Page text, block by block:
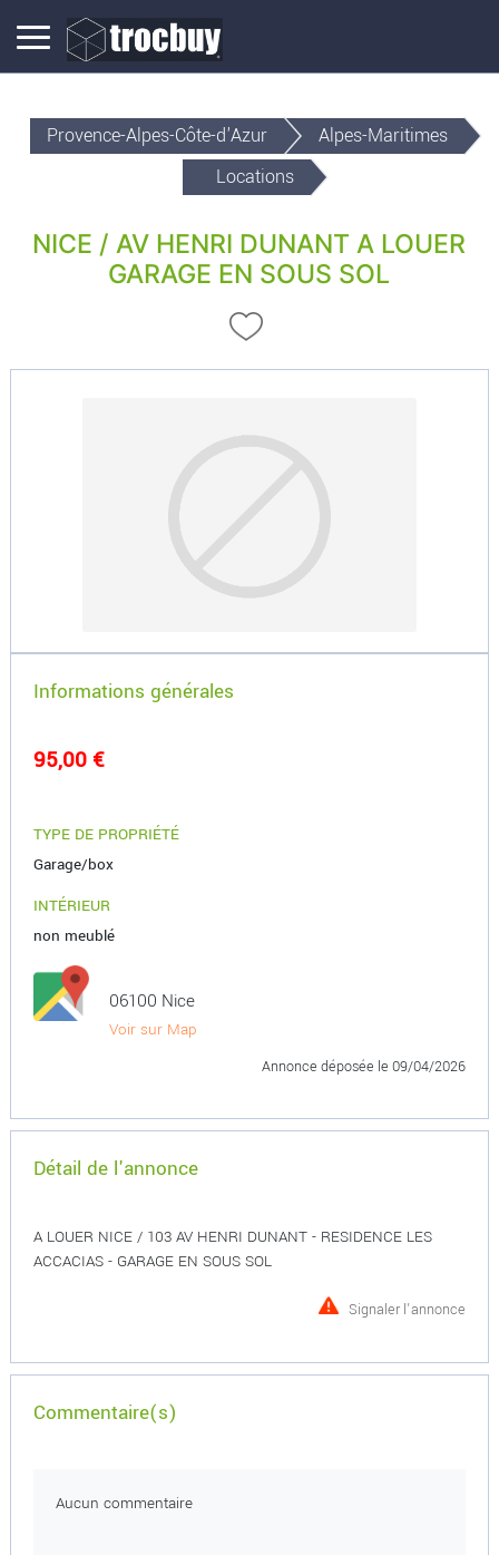
Provence-Alpes-Côte-d'Azur
Alpes-Maritimes
Locations
NICE / AV HENRI DUNANT A LOUER
GARAGE EN SOUS SOL
Informations générales
95,00 €
TYPE DE PROPRIÉTÉ
Garage/box
INTÉRIEUR
non meublé
06100 Nice
Voir sur Map
Annonce déposée le 09/04/2026
Détail de l'annonce
A LOUER NICE / 103 AV HENRI DUNANT - RESIDENCE LES
ACCACIAS - GARAGE EN SOUS SOL
Signaler l'annonce
Commentaire(s)
Aucun commentaire